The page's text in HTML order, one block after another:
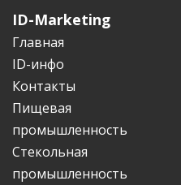
ID-Marketing
Главная
ID-инфо
Контакты
Пищевая
промышленность
Стекольная
промышленность